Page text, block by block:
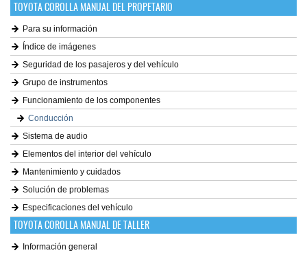
TOYOTA COROLLA MANUAL DEL PROPETARIO
Para su información
Índice de imágenes
Seguridad de los pasajeros y del vehículo
Grupo de instrumentos
Funcionamiento de los componentes
Conducción
Sistema de audio
Elementos del interior del vehículo
Mantenimiento y cuidados
Solución de problemas
Especificaciones del vehículo
TOYOTA COROLLA MANUAL DE TALLER
Información general